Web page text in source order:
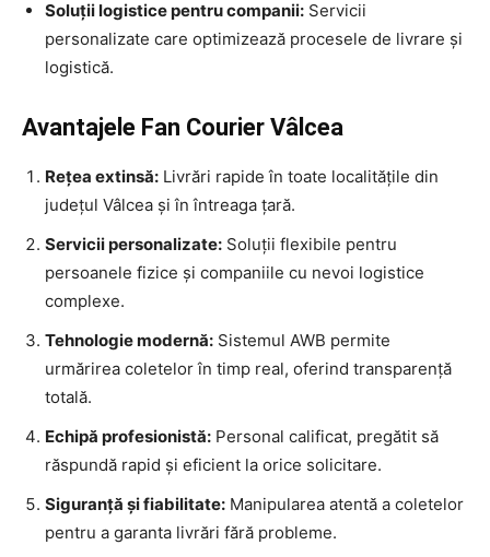
Soluții logistice pentru companii: Servicii
personalizate care optimizează procesele de livrare și
logistică.
Avantajele Fan Courier Vâlcea
Rețea extinsă: Livrări rapide în toate localitățile din
județul Vâlcea și în întreaga țară.
Servicii personalizate: Soluții flexibile pentru
persoanele fizice și companiile cu nevoi logistice
complexe.
Tehnologie modernă: Sistemul AWB permite
urmărirea coletelor în timp real, oferind transparență
totală.
Echipă profesionistă: Personal calificat, pregătit să
răspundă rapid și eficient la orice solicitare.
Siguranță și fiabilitate: Manipularea atentă a coletelor
pentru a garanta livrări fără probleme.